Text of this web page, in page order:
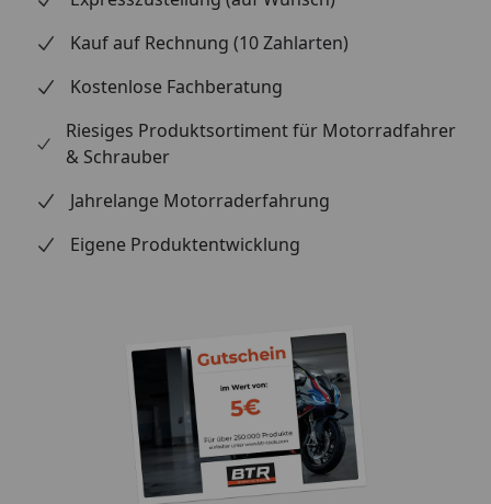
Verschleißfestigkeit Hervorragende Bremsleistung
Inklusive Halteklammern Lange Lebensdauer ABE-
Satz Brembo Bremsbelag 7001 Passende
dem Brembo Bremsbelag 7001. Bestellen Sie jetzt und
profitieren Sie von der hohen Qualität und Leistung
dieses Produkts!
Kauf auf Rechnung (10 Zahlarten)
Kostenlose Fachberatung
Riesiges Produktsortiment für Motorradfahrer
& Schrauber
Jahrelange Motorraderfahrung
Eigene Produktentwicklung